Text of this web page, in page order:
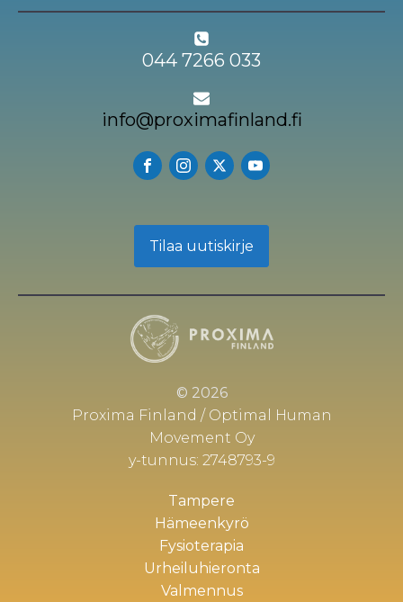
044 7266 033
info@proximafinland.fi
Tilaa uutiskirje
© 2026
Proxima Finland / Optimal Human
Movement Oy
y-tunnus: 2748793-9
Tampere
Hämeenkyrö
Fysioterapia
Urheiluhieronta
Valmennus